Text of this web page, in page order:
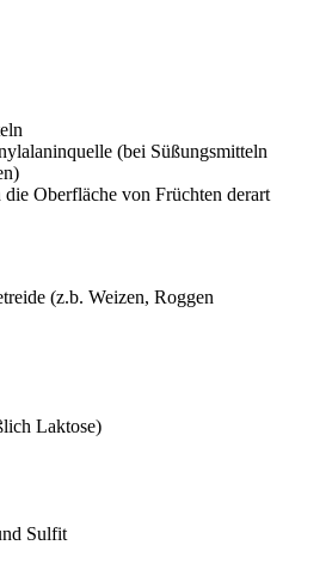
(bei Süßungsmitteln
die Oberfläche von Früchten derart
(z.b. Weizen, Roggen
Laktose)
Sulfit